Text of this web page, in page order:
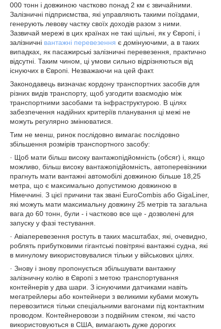
000 тонн і довжиною частково понад 2 км є звичайними.
Залізничні підприємства, які управляють такими поїздами,
генерують левову частку своїх доходів разом з ними.
Зазвичай мережі в цих країнах не такі щільні, як у Європі, і
залізничні вантажні перевезення є домінуючими, а в таких
випадках, як пасажирські залізничні перевезення, практично
відсутні. Таким чином, ці умови сильно відрізняються від
існуючих в Європі. Незважаючи на цей факт.
Законодавець визначає кордону транспортних засобів для
різних видів транспорту, щоб узгодити взаємодію між
транспортними засобами та інфраструктурою. В цілях
забезпечення надійних критеріїв планування ці межі не
можуть регулярно змінюватися.
Тим не менш, ринок послідовно вимагає послідовно
збільшення розмірів транспортного засобу:
· Щоб мати більш високу вантажопідйомність (обсяг) і, якщо
можливо, більш високу вантажопідйомність, автоперевізники
прагнуть мати вантажні автомобілі довжиною більше 18,25
метра, що є максимально допустимою довжиною в
Німеччині. З цієї причини так звані EuroCombis або GigaLiner,
які можуть мати максимальну довжину 25 метрів та загальна
вага до 60 тонн, були - і частково все ще - дозволені для
запуску у фазі тестування.
· Авіаперевезення ростуть в таких масштабах, які, очевидно,
роблять прибутковими гігантські повітряні вантажні судна, які
в минулому використовувалися тільки у військових цілях.
· Знову і знову пропонується збільшувати вантажну
залізничну колію в Європі з метою транспортування
контейнерів у два шари. З існуючими датчиками навіть
мегатрейлеры або контейнери з великими кубами можуть
перевозитися тільки спеціальними вагонами під контактним
проводом. Контейнеровози з подвійним стеком, які часто
використовуються в США, вимагають дуже дорогих